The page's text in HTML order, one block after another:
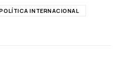
INTERNACIONAL